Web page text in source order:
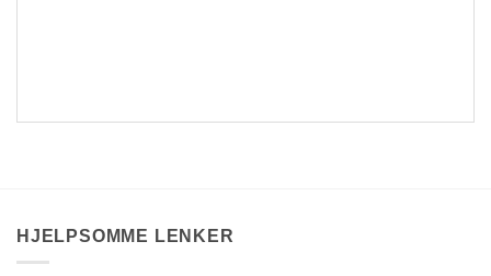
HJELPSOMME LENKER